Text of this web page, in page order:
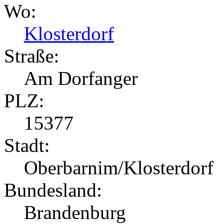
Wo:
Klosterdorf
Straße:
Am Dorfanger
PLZ:
15377
Stadt:
Oberbarnim/Klosterdorf
Bundesland:
Brandenburg